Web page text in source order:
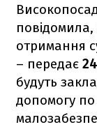
отримання
– передає
будуть
допомогу по